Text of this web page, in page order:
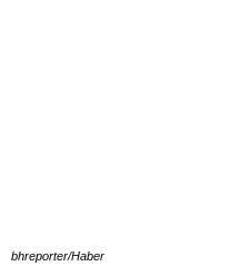
bhreporter/Haber